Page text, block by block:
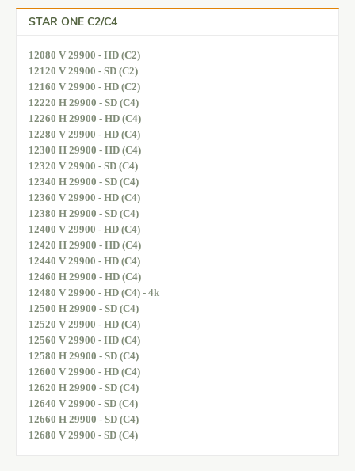
STAR ONE C2/C4
12080 V 29900 - HD (C2)
12120 V 29900 - SD (C2)
12160 V 29900 - HD (C2)
12220 H 29900 - SD (C4)
12260 H 29900 - HD (C4)
12280 V 29900 - HD (C4)
12300 H 29900 - HD (C4)
12320 V 29900 - SD (C4)
12340 H 29900 - SD (C4)
12360 V 29900 - HD (C4)
12380 H 29900 - SD (C4)
12400 V 29900 - HD (C4)
12420 H 29900 - HD (C4)
12440 V 29900 - HD (C4)
12460 H 29900 - HD (C4)
12480 V 29900 - HD (C4) - 4k
12500 H 29900 - SD (C4)
12520 V 29900 - HD (C4)
12560 V 29900 - HD (C4)
12580 H 29900 - SD (C4)
12600 V 29900 - HD (C4)
12620 H 29900 - SD (C4)
12640 V 29900 - SD (C4)
12660 H 29900 - SD (C4)
12680 V 29900 - SD (C4)